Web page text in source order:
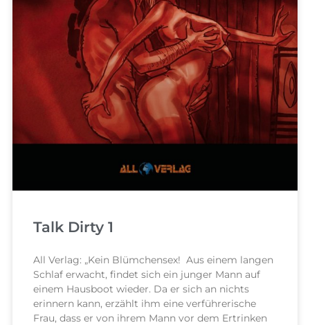
Talk Dirty 1
All Verlag: „Kein Blümchensex! Aus einem langen
Schlaf erwacht, findet sich ein junger Mann auf
einem Hausboot wieder. Da er sich an nichts
erinnern kann, erzählt ihm eine verführerische
Frau, dass er von ihrem Mann vor dem Ertrinken